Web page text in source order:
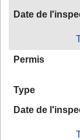
Date de
Permis
Type
Date de